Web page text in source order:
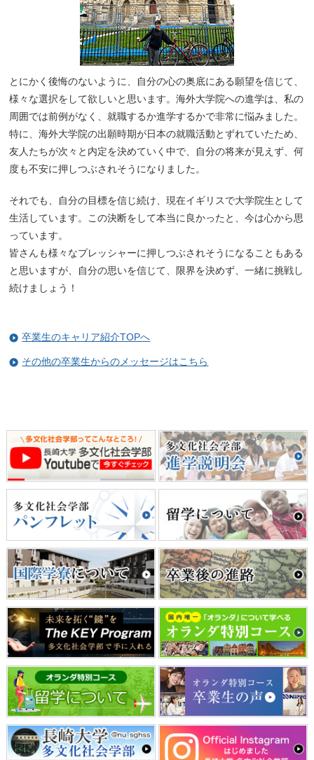
とにかく後悔のないように、自分の心の奥底にある願望を信じて、
様々な選択をして欲しいと思います。海外大学院への進学は、私の
周囲では前例がなく、就職するか進学するかで非常に悩みました。
特に、海外大学院の出願時期が日本の就職活動とずれていたため、
友人たちが次々と内定を決めていく中で、自分の将来が見えず、何
度も不安に押しつぶされそうになりました。
それでも、自分の目標を信じ続け、現在イギリスで大学院生として
生活しています。この決断をして本当に良かったと、今は心から思
っています。
皆さんも様々なプレッシャーに押しつぶされそうになることもある
と思いますが、自分の思いを信じて、限界を決めず、一緒に挑戦し
続けましょう！
卒業生のキャリア紹介TOPへ
その他の卒業生からのメッセージはこちら